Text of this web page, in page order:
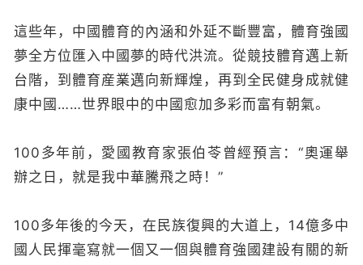
這些年，中國體育的內涵和外延不斷豐富，體育強國
夢全方位匯入中國夢的時代洪流。從競技體育邁上新
台階，到體育産業邁向新輝煌，再到全民健身成就健
康中國……世界眼中的中國愈加多彩而富有朝氣。
100多年前，愛國教育家張伯苓曾經預言：“奧運舉
辦之日，就是我中華騰飛之時！”
100多年後的今天，在民族復興的大道上，14億多中
國人民揮毫寫就一個又一個與體育強國建設有關的新